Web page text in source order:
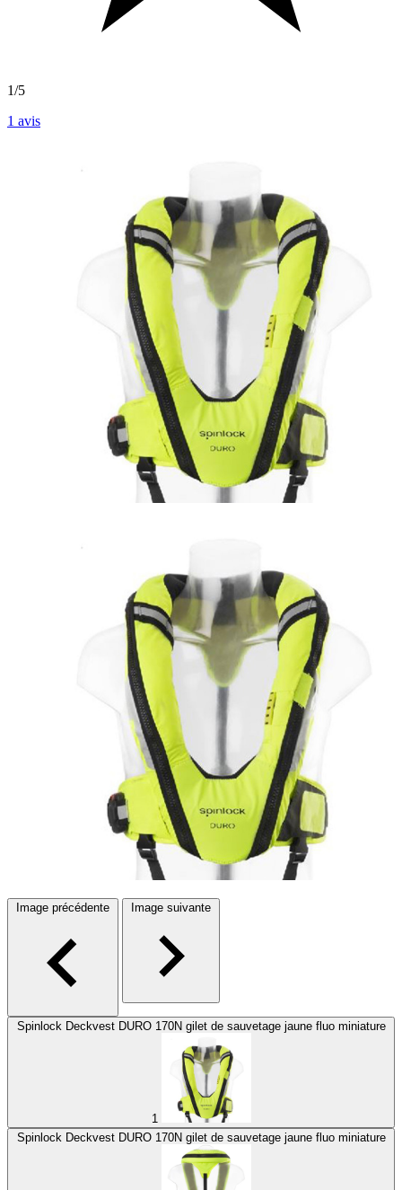
1/5
1 avis
Image précédente Image suivante
Spinlock Deckvest DURO 170N gilet de sauvetage jaune fluo miniature
1
Spinlock Deckvest DURO 170N gilet de sauvetage jaune fluo miniature